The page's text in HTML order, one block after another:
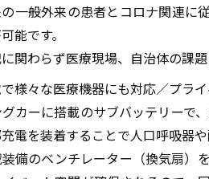
一般外来の患者とコロナ関連に
能です。
関わらず医療現場、自治体の課
様々な医療機器にも対応／プラ
カーに搭載のサブバッテリーで
電を装着することで人口呼吸器
備のベンチレーター（換気扇）